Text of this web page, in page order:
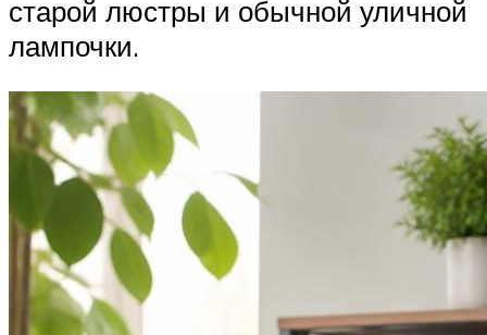
старой люстры и обычной уличной
лампочки.